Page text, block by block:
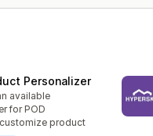
Personalizer
件available
for POD
product